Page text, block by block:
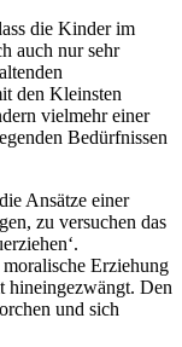
die Kinder im
auch nur sehr
den Kleinsten
vielmehr einer
Bedürfnissen
Ansätze einer
zu versuchen das
Erziehung
hineingezwängt. Den
und sich